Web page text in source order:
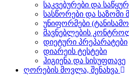
საკვებურები და
სასწორები და
უნიფორმები
მავნებლების
დიეტური პრეპარატები
დიარეის ტესტები
ჰიგიენა და სისუფთავე
ღორების მოვლა, შენახვა